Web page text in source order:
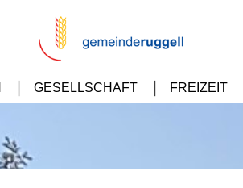
GESELLSCHAFT FREIZEIT